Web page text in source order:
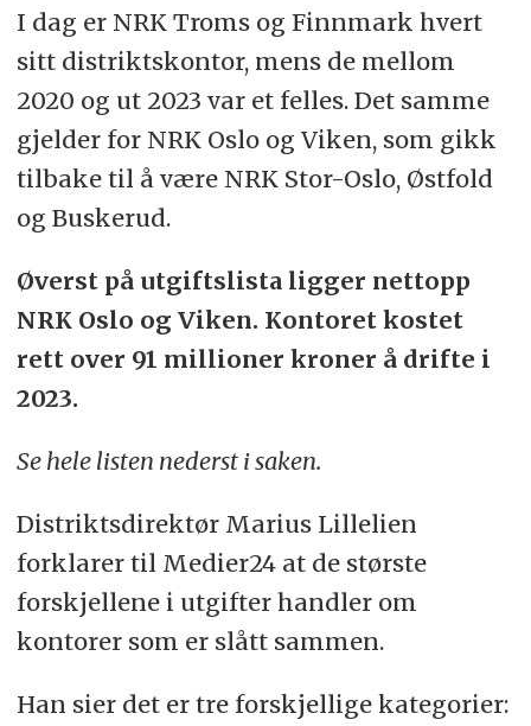
I dag er NRK Troms og Finnmark hvert
sitt distriktskontor, mens de mellom
2020 og ut 2023 var et felles. Det samme
gjelder for NRK Oslo og Viken, som gikk
tilbake til å være NRK Stor-Oslo, Østfold
og Buskerud.
Øverst på utgiftslista ligger nettopp
NRK Oslo og Viken. Kontoret kostet
rett over 91 millioner kroner å drifte i
2023.
Se hele listen nederst i saken.
Distriktsdirektør Marius Lillelien
forklarer til Medier24 at de største
forskjellene i utgifter handler om
kontorer som er slått sammen.
Han sier det er tre forskjellige kategorier: